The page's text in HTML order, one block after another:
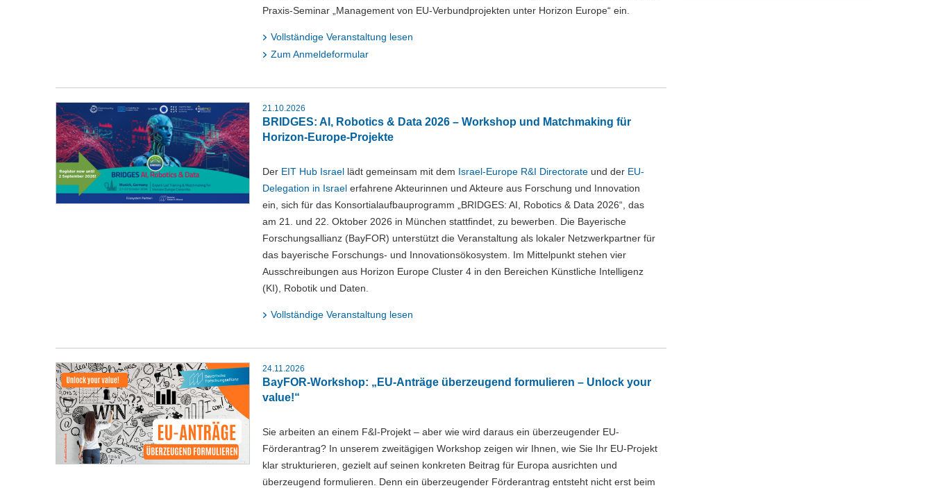
Praxis-Seminar „Management von EU-Verbundprojekten unter Horizon Europe“ ein.
Vollständige Veranstaltung lesen
Zum Anmeldeformular
21.10.2026
BRIDGES: AI, Robotics & Data 2026 – Workshop und Matchmaking für
Horizon-Europe-Projekte
Der EIT Hub Israel lädt gemeinsam mit dem Israel-Europe R&I Directorate und der EU-
Delegation in Israel erfahrene Akteurinnen und Akteure aus Forschung und Innovation
ein, sich für das Konsortialaufbauprogramm „BRIDGES: AI, Robotics & Data 2026“, das
am 21. und 22. Oktober 2026 in München stattfindet, zu bewerben. Die Bayerische
Forschungsallianz (BayFOR) unterstützt die Veranstaltung als lokaler Netzwerkpartner für
das bayerische Forschungs- und Innovationsökosystem. Im Mittelpunkt stehen vier
Ausschreibungen aus Horizon Europe Cluster 4 in den Bereichen Künstliche Intelligenz
(KI), Robotik und Daten.
Vollständige Veranstaltung lesen
24.11.2026
BayFOR-Workshop: „EU-Anträge überzeugend formulieren – Unlock your
value!“
Sie arbeiten an einem F&I-Projekt – aber wie wird daraus ein überzeugender EU-
Förderantrag? In unserem zweitägigen Workshop zeigen wir Ihnen, wie Sie Ihr EU-Projekt
klar strukturieren, gezielt auf seinen konkreten Beitrag für Europa ausrichten und
überzeugend formulieren. Denn ein überzeugender Förderantrag entsteht nicht erst beim